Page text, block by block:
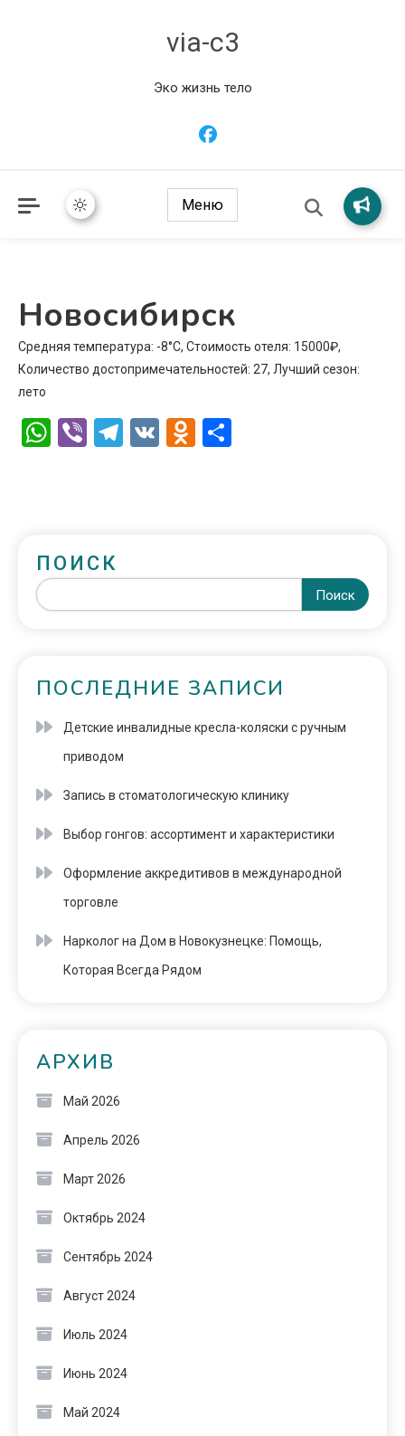
via-c3
Эко жизнь тело
Меню
Новосибирск
Средняя температура: -8°C, Стоимость отеля: 15000₽,
Количество достопримечательностей: 27, Лучший сезон:
лето
WhatsApp
ViberTelegram
VK Odnoklassniki
ПОИСК
Поиск
ПОСЛЕДНИЕ ЗАПИСИ
Детские инвалидные кресла-коляски с ручным
приводом
Запись в стоматологическую клинику
Выбор гонгов: ассортимент и характеристики
Оформление аккредитивов в международной
торговле
Нарколог на Дом в Новокузнецке: Помощь,
Которая Всегда Рядом
АРХИВ
Май 2026
Апрель 2026
Март 2026
Октябрь 2024
Сентябрь 2024
Август 2024
Июль 2024
Июнь 2024
Май 2024